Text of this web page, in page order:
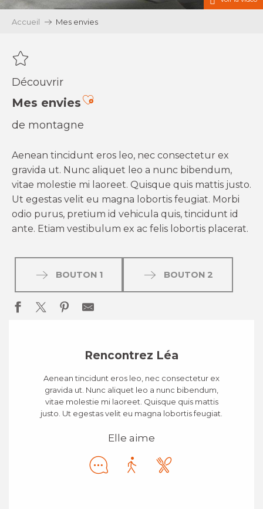
Accueil Mes envies
Découvrir
Mes enviesAjouter aux favoris
de montagne
Aenean tincidunt eros leo, nec consectetur ex
gravida ut. Nunc aliquet leo a nunc bibendum,
vitae molestie mi laoreet. Quisque quis mattis justo.
Ut egestas velit eu magna lobortis feugiat. Morbi
odio purus, pretium id vehicula quis, tincidunt id
ante. Etiam vestibulum ex ac felis lobortis placerat.
BOUTON 1 BOUTON 2
Rencontrez Léa
Aenean tincidunt eros leo, nec consectetur ex
gravida ut. Nunc aliquet leo a nunc bibendum,
vitae molestie mi laoreet. Quisque quis mattis
justo. Ut egestas velit eu magna lobortis feugiat.
Elle aime